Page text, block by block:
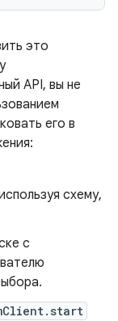
это
API, вы не
его в
схему,
с